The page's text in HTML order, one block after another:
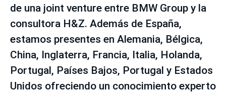
de una joint venture entre BMW Group y la
consultora H&Z. Además de España,
estamos presentes en Alemania, Bélgica,
China, Inglaterra, Francia, Italia, Holanda,
Portugal, Países Bajos, Portugal y Estados
Unidos ofreciendo un conocimiento experto